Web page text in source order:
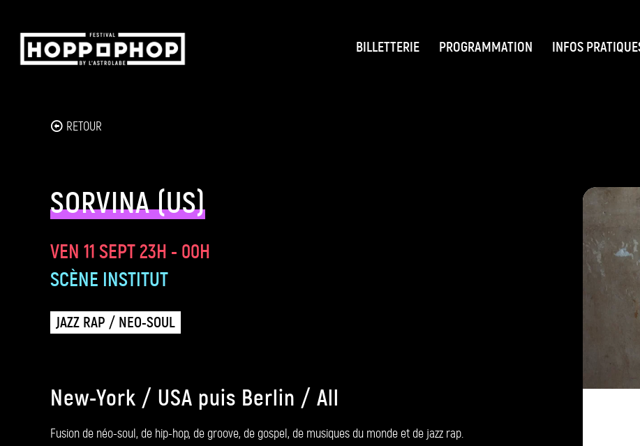
BILLETTERIE PROGRAMMATION INFOS
RETOUR
SORVINA (US)
VEN 11 SEPT23H - 00H
SCÈNE INSTITUT
JAZZ RAP / NEO-SOUL
New-York / USA puis Berlin / All
Fusion de néo-soul, de hip-hop, de groove, de gospel, de musiques du monde et de jazz rap.